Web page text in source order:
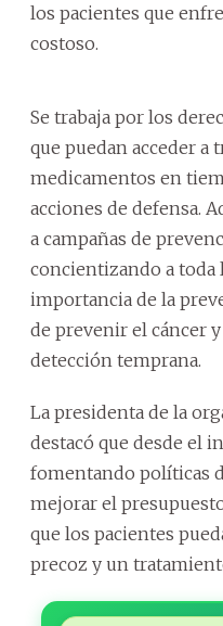
los pacientes que
costoso.
Se trabaja por los
que puedan acceder a
medicamentos en
acciones de defensa.
a campañas de
concientizando a toda
importancia de la
de prevenir el cáncer
detección temprana.
La presidenta de la
destacó que desde el
fomentando políticas
mejorar el
que los pacientes
precoz y un